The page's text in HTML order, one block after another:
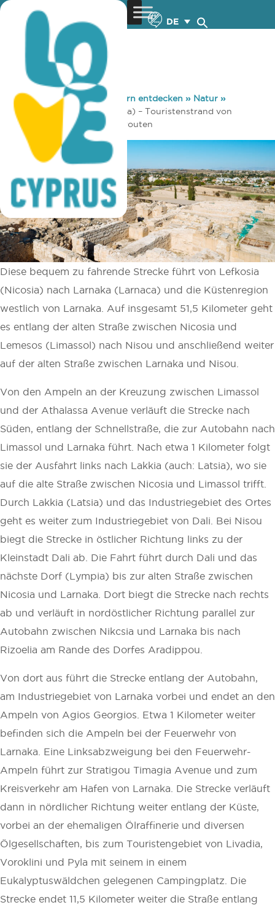
DE
You are here: Home »Zypern entdecken » Natur »
Radsport
Lefkosia (Nicosia) – Touristenstrand von
Larnaka (Larnaca) Fahrradrouten
Diese bequem zu fahrende Strecke führt von Lefkosia
(Nicosia) nach Larnaka (Larnaca) und die Küstenregion
westlich von Larnaka. Auf insgesamt 51,5 Kilometer geht
es entlang der alten Straße zwischen Nicosia und
Lemesos (Limassol) nach Nisou und anschließend weiter
auf der alten Straße zwischen Larnaka und Nisou.
Von den Ampeln an der Kreuzung zwischen Limassol
und der Athalassa Avenue verläuft die Strecke nach
Süden, entlang der Schnellstraße, die zur Autobahn nach
Limassol und Larnaka führt. Nach etwa 1 Kilometer folgt
sie der Ausfahrt links nach Lakkia (auch: Latsia), wo sie
auf die alte Straße zwischen Nicosia und Limassol trifft.
Durch Lakkia (Latsia) und das Industriegebiet des Ortes
geht es weiter zum Industriegebiet von Dali. Bei Nisou
biegt die Strecke in östlicher Richtung links zu der
Kleinstadt Dali ab. Die Fahrt führt durch Dali und das
nächste Dorf (Lympia) bis zur alten Straße zwischen
Nicosia und Larnaka. Dort biegt die Strecke nach rechts
ab und verläuft in nordöstlicher Richtung parallel zur
Autobahn zwischen Nikcsia und Larnaka bis nach
Rizoelia am Rande des Dorfes Aradippou.
Von dort aus führt die Strecke entlang der Autobahn,
am Industriegebiet von Larnaka vorbei und endet an den
Ampeln von Agios Georgios. Etwa 1 Kilometer weiter
befinden sich die Ampeln bei der Feuerwehr von
Larnaka. Eine Linksabzweigung bei den Feuerwehr-
Ampeln führt zur Stratigou Timagia Avenue und zum
Kreisverkehr am Hafen von Larnaka. Die Strecke verläuft
dann in nördlicher Richtung weiter entlang der Küste,
vorbei an der ehemaligen Ölraffinerie und diversen
Ölgesellschaften, bis zum Touristengebiet von Livadia,
Voroklini und Pyla mit seinem in einem
Eukalyptuswäldchen gelegenen Campingplatz. Die
Strecke endet 11,5 Kilometer weiter die Straße entlang